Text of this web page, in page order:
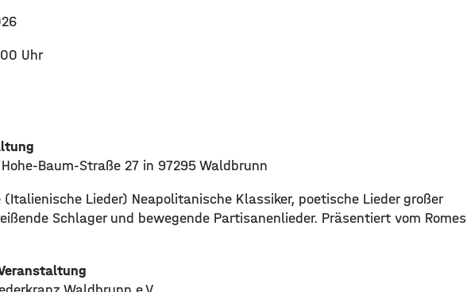
Uhr
Baum-Straße 27 in 97295 Waldbrunn
Lieder) Neapolitanische Klassiker, poetische Lieder großer
Schlager und bewegende Partisanenlieder. Präsentiert vom Romes